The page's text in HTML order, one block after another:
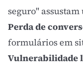
seguro"
Perda de
formulários em
Vulnerabilidade